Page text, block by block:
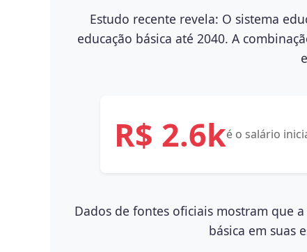
Estudo recente revela: O sistema
educação básica até 2040. A
R$ 2.6ké o salário
Dados de fontes oficiais mostram que
básica em suas